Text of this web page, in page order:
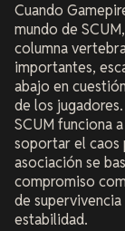
Cuando
mundo de
columna
importantes,
abajo en
de los
SCUM funciona
soportar el caos
asociación se
compromiso
de
estabilidad.